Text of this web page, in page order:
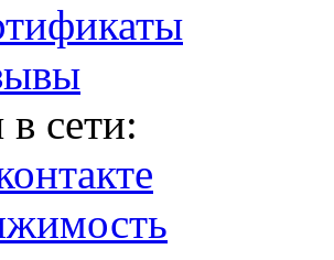
сети: